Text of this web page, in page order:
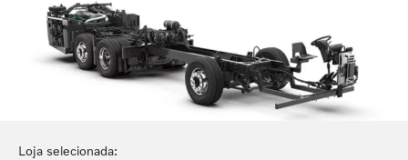
Loja selecionada:
Anterior